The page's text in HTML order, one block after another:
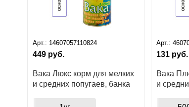
Арт.: 14607057110824
449 руб.
Вака Люкс корм для мелких
и средних попугаев, банка
Арт.:
131руб.
Вака
и